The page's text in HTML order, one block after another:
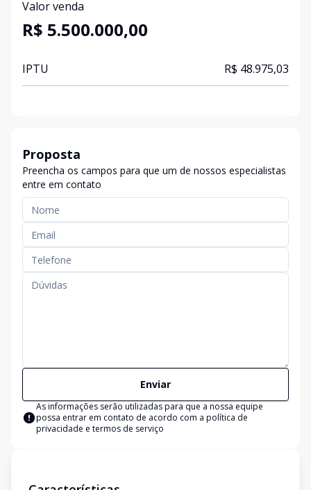
Valor venda
R$ 5.500.000,00
IPTU R$ 48.975,03
Proposta
Preencha os campos para que um de nossos especialistas
entre em contato
Enviar
As informações serão utilizadas para que a nossa equipe
possa entrar em contato de acordo com a política de
privacidade e termos de serviço